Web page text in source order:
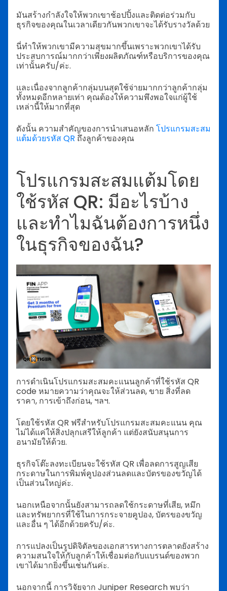
มันสร้างกำลังใจให้พวกเขาช้อปปิ้งและติดต่อร่วมกับ
ธุรกิจของคุณในเวลาเดียวกันพวกเขาจะได้รับรางวัลด้วย
นี่ทำให้พวกเขามีความสุขมากขึ้นเพราะพวกเขาได้รับ
ประสบการณ์มากกว่าเพียงผลิตภัณฑ์หรือบริการของคุณ
เท่านั้นครับ/ค่ะ.
และเนื่องจากลูกค้ากลุ่มบนสุดใช้จ่ายมากกว่าลูกค้ากลุ่ม
ทั้งหมดอีกหลายเท่า คุณต้องให้ความพึงพอใจแก่ผู้ใช้
เหล่านี้ให้มากที่สุด
ดังนั้น ความสำคัญของการนำเสนอหลัก โปรแกรมสะสม
แต้มด้วยรหัส QR ถึงลูกค้าของคุณ
โปรแกรมสะสมแต้มโดย
ใช้รหัส QR: มีอะไรบ้าง
และทำไมฉันต้องการหนึ่ง
ในธุรกิจของฉัน?
การดำเนินโปรแกรมสะสมคะแนนลูกค้าที่ใช้รหัส QR
code หมายความว่าคุณจะให้ส่วนลด, ขาย สิ่งที่ลด
ราคา, การเข้าถึงก่อน, ฯลฯ.
โดยใช้รหัส QR ฟรีสำหรับโปรแกรมสะสมคะแนน คุณ
ไม่ได้แค่ให้สิ่งปลุกเสรีให้ลูกค้า แต่ยังสนับสนุนการ
อนามัยให้ด้วย.
ธุรกิจโต๊ะลงทะเบียนจะใช้รหัส QR เพื่อลดการสูญเสีย
กระดาษในการพิมพ์คูปองส่วนลดและบัตรของขวัญได้
เป็นส่วนใหญ่ค่ะ.
นอกเหนือจากนั้นยังสามารถลดใช้กระดาษที่เสีย, หมึก
และทรัพยากรที่ใช้ในการกระจายคูปอง, บัตรของขวัญ
และอื่น ๆ ได้อีกด้วยครับ/ค่ะ.
การแปลงเป็นรูปดิจิตัลของเอกสารทางการตลาดยังสร้าง
ความสนใจให้กับลูกค้าให้เชื่อมต่อกับแบรนด์ของพวก
เขาได้มากยิ่งขึ้นเช่นกันค่ะ.
นอกจากนี้ การวิจัยจาก Juniper Research พบว่า